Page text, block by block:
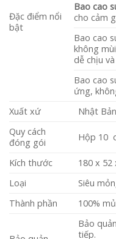
Đặc điểm nổi
bật
Bao cao
cho cảm
Bao cao
không
dễ chịu
Bao cao
ứng,
Xuất xứ
Nhật Bản
Quy cách
đóng gói
Hộp 10
Kích thước
180 x 52
Loại
Siêu
Thành phần
100%
Bảo
tiếp.